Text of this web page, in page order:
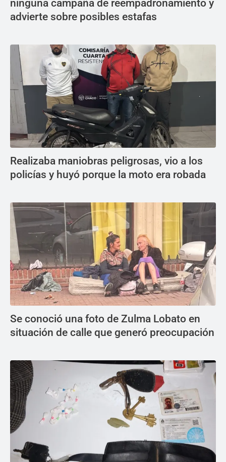
ninguna campaña de reempadronamiento y
advierte sobre posibles estafas
Realizaba maniobras peligrosas, vio a los
policías y huyó porque la moto era robada
Se conoció una foto de Zulma Lobato en
situación de calle que generó preocupación